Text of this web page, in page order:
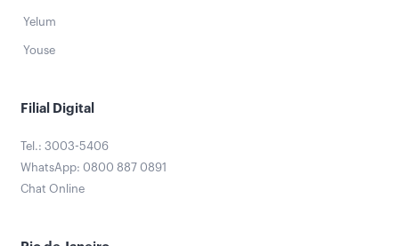
Yelum
Youse
Filial Digital
Tel.: 3003-5406
WhatsApp: 0800 887 0891
Chat Online